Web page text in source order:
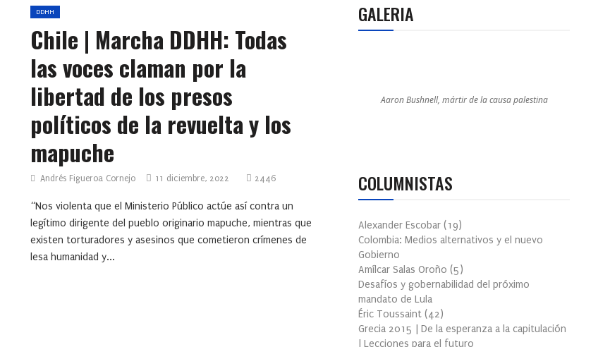
DDHH
Chile | Marcha DDHH: Todas
las voces claman por la
libertad de los presos
políticos de la revuelta y los
mapuche
Andrés Figueroa Cornejo 11 diciembre, 2022 2446
“Nos violenta que el Ministerio Público actúe así contra un
legítimo dirigente del pueblo originario mapuche, mientras que
existen torturadores y asesinos que cometieron crímenes de
lesa humanidad y...
GALERIA
Aaron Bushnell, mártir de la causa palestina
COLUMNISTAS
Alexander Escobar (19)
Colombia: Medios alternativos y el nuevo
Gobierno
Amílcar Salas Oroño (5)
Desafíos y gobernabilidad del próximo
mandato de Lula
Éric Toussaint (42)
Grecia 2015 | De la esperanza a la capitulación
| Lecciones para el futuro